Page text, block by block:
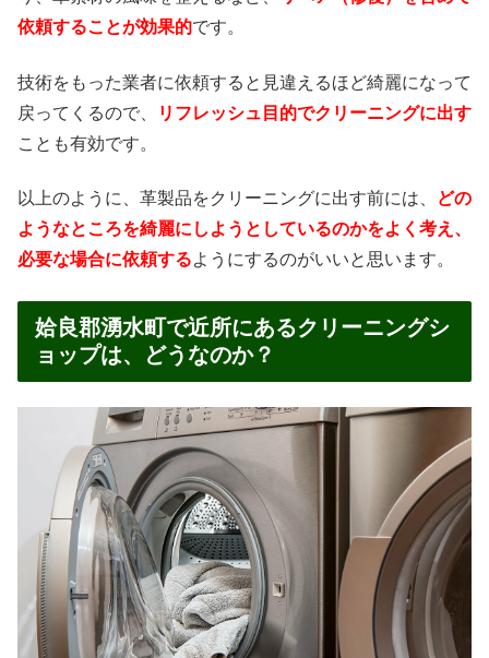
依頼することが効果的です。
技術をもった業者に依頼すると見違えるほど綺麗になって
戻ってくるので、
リフレッシュ目的でクリーニングに出す
ことも有効です。
以上のように、革製品をクリーニングに出す前には、
どの
ようなところを綺麗にしようとしているのかをよく考え、
必要な場合に依頼するようにするのがいいと思います。
姶良郡湧水町で近所にあるクリーニングシ
ョップは、どうなのか？